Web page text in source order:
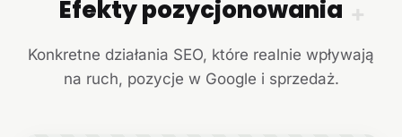
+
Efekty pozycjonowania
Konkretne działania SEO, które realnie wpływają
na ruch, pozycje w Google i sprzedaż.